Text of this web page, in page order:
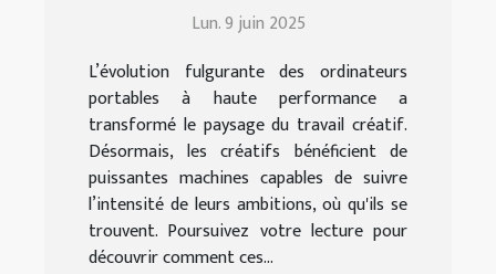
leur impact sur le travail
créatif
Lun. 9 juin 2025
L’évolution fulgurante des ordinateurs
portables à haute performance a
transformé le paysage du travail créatif.
Désormais, les créatifs bénéficient de
puissantes machines capables de suivre
l’intensité de leurs ambitions, où qu'ils se
trouvent. Poursuivez votre lecture pour
découvrir comment ces...